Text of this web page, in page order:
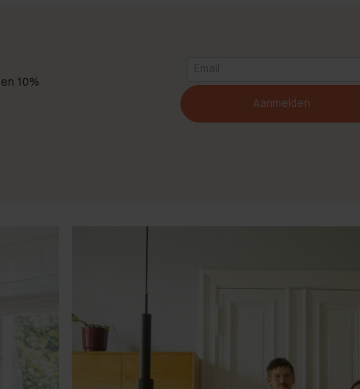
10%
Aanmelden